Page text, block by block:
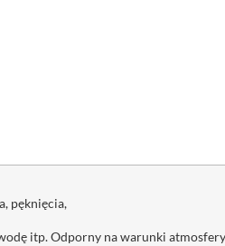
pęknięcia,
itp. Odporny na warunki